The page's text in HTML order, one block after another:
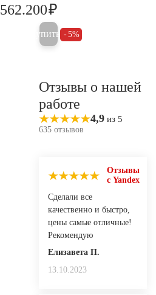
562.200₽
Купить 5%
Отзывы о нашей
работе
4,9 из 5
635 отзывов
Отзывы
с Yandex
Сделали все
качественно и быстро,
цены самые отличные!
Рекомендую
Елизавета П.
13.10.2023